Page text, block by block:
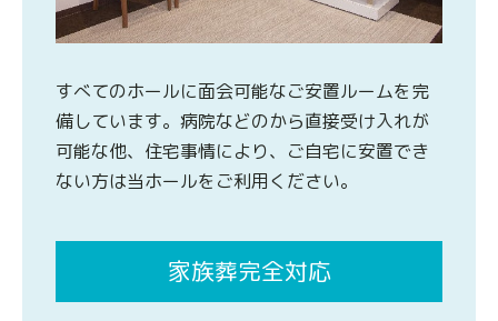
すべてのホールに面会可能なご安置ルームを完
備しています。病院などのから直接受け入れが
可能な他、住宅事情により、ご自宅に安置でき
ない方は当ホールをご利用ください。
家族葬完全対応